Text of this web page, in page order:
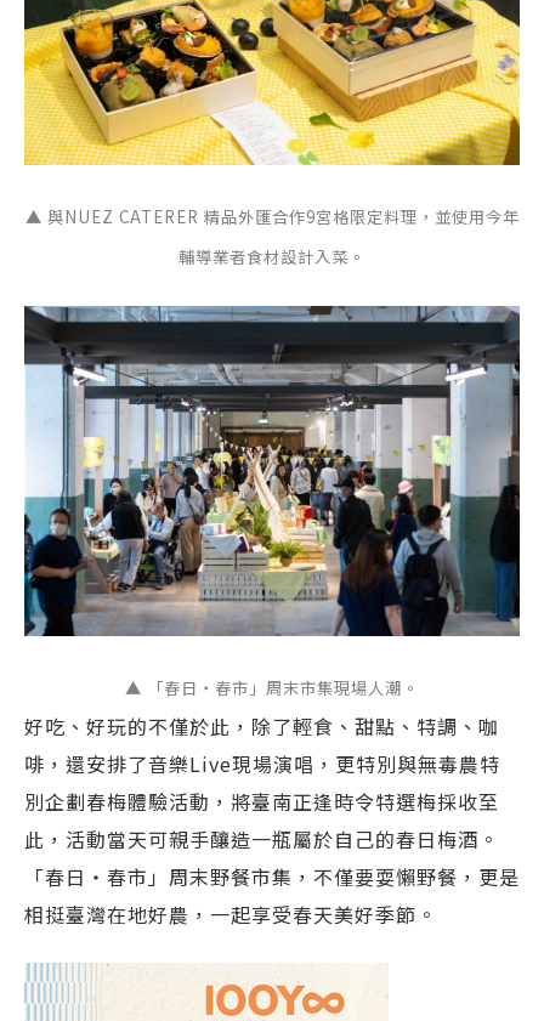
▲ 與NUEZ CATERER 精品外匯合作9宮格限定料理，並使用今年
輔導業者食材設計入菜。
▲ 「春日・春市」周末市集現場人潮。
好吃、好玩的不僅於此，除了輕食、甜點、特調、咖
啡，還安排了音樂Live現場演唱，更特別與無毒農特
別企劃春梅體驗活動，將臺南正逢時令特選梅採收至
此，活動當天可親手釀造一瓶屬於自己的春日梅酒。
「春日・春市」周末野餐市集，不僅要耍懶野餐，更是
相挺臺灣在地好農，一起享受春天美好季節。